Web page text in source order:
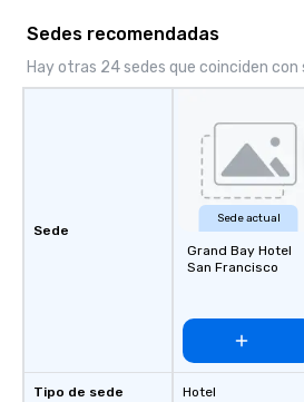
Sedes recomendadas
Hay otras 24 sedes que coinciden con
Sede
Tipo de sede
Sede actual
Grand Bay Hotel
San Francisco
Hotel